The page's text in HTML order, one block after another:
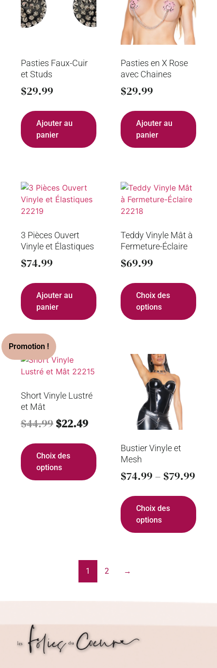
Pasties Faux-Cuir
et Studs
$29.99
Ajouter au
panier
Pasties en X Rose
avec Chaines
$29.99
Ajouter au
panier
3 Pièces Ouvert
Vinyle et Élastiques
$74.99
Ajouter au
panier
Teddy Vinyle Mât à
Fermeture-Éclaire
$69.99
Choix des
options
Short Vinyle Lustré
et Mât
$44.99 $22.49
Choix des
options
Bustier Vinyle et
Mesh
$74.99 – $79.99
Choix des
options
1 2 →